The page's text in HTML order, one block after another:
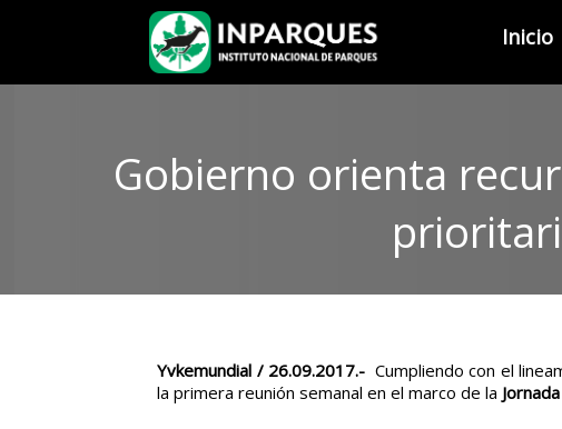
Inicio
Gobierno orienta
Yvkemundial / 26.09.2017.- Cumpliendo con el
la primera reunión semanal en el marco de la